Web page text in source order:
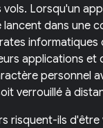
Lorsqu'un
lancent dans une
informatiques
applications et
personnel
verrouillé à
risquent-ils d'être